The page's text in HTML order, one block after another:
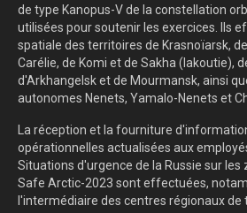
de type Kanopus-V de la constellation
utilisées pour soutenir les exercices. Ils
spatiale des territoires de Krasnoïarsk,
Carélie, de Komi et de Sakha (Iakoutie),
d'Arkhangelsk et de Mourmansk, ainsi
autonomes Nenets, Yamalo-Nenets et
La réception et la fourniture
opérationnelles actualisées aux
Situations d'urgence de la Russie sur les
Safe Arctic-2023 sont effectuées,
l'intermédiaire des centres régionaux